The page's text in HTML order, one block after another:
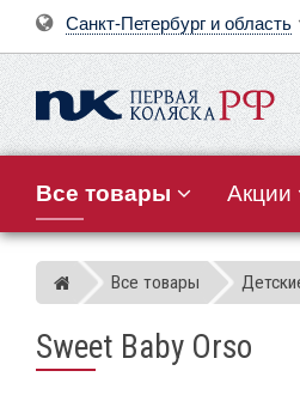
Санкт-Петербург и область
Все товары Акции
Магазин детских колясок
Все товары
Sweet Baby Orso